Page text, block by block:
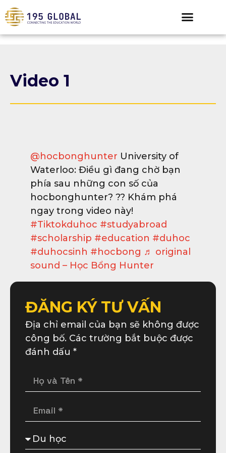
Video 1
@hocbonghunter University of
Waterloo: Điều gì đang chờ bạn
phía sau những con số của
hocbonghunter? ?? Khám phá
ngay trong video này!
#Tiktokduhoc #studyabroad
#scholarship #education #duhoc
#duhocsinh #hocbong ♬ original
sound – Học Bổng Hunter
ĐĂNG KÝ TƯ VẤN
Địa chỉ email của bạn sẽ không được
công bố. Các trường bắt buộc được
đánh dấu *